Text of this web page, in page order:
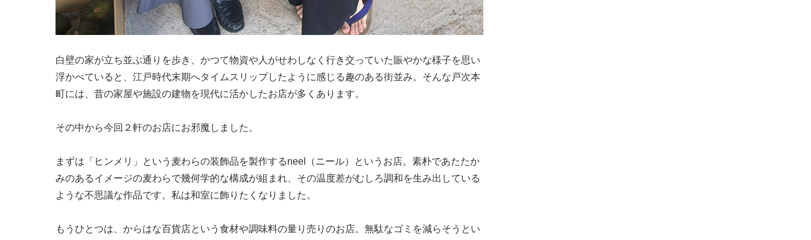
白壁の家が立ち並ぶ通りを歩き、かつて物資や人がせわしなく行き交っていた賑やかな様子を思い
浮かべていると、江戸時代末期へタイムスリップしたように感じる趣のある街並み。そんな戸次本
町には、昔の家屋や施設の建物を現代に活かしたお店が多くあります。
その中から今回２軒のお店にお邪魔しました。
まずは「ヒンメリ」という麦わらの装飾品を製作するneel
（ニール）というお店。素朴であたたか
みのあるイメージの麦わらで幾何学的な構成が組まれ、その温度差がむしろ調和を生み出している
ような不思議な作品です。私は和室に飾りたくなりました。
もうひとつは、からはな百貨店という食材や調味料の量り売りのお店。無駄なゴミを減らそうとい